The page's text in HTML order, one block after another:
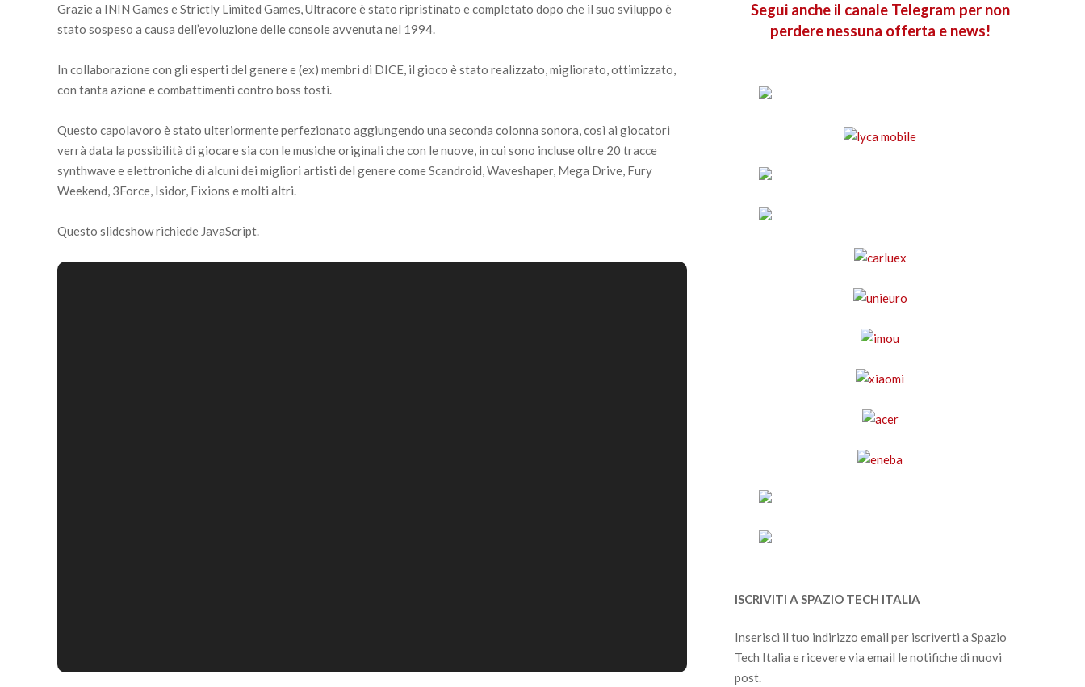
Grazie a ININ Games e Strictly Limited Games, Ultracore è stato ripristinato e completato dopo che il suo sviluppo è
stato sospeso a causa dell’evoluzione delle console avvenuta nel 1994.
In collaborazione con gli esperti del genere e (ex) membri di DICE, il gioco è stato realizzato, migliorato, ottimizzato,
con tanta azione e combattimenti contro boss tosti.
Questo capolavoro è stato ulteriormente perfezionato aggiungendo una seconda colonna sonora, così ai giocatori
verrà data la possibilità di giocare sia con le musiche originali che con le nuove, in cui sono incluse oltre 20 tracce
synthwave e elettroniche di alcuni dei migliori artisti del genere come Scandroid, Waveshaper, Mega Drive, Fury
Weekend, 3Force, Isidor, Fixions e molti altri.
Questo slideshow richiede JavaScript.
Segui anche il canale Telegram per non
perdere nessuna offerta e news!
ISCRIVITI A SPAZIO TECH ITALIA
Inserisci il tuo indirizzo email per iscriverti a Spazio
Tech Italia e ricevere via email le notifiche di nuovi
post.